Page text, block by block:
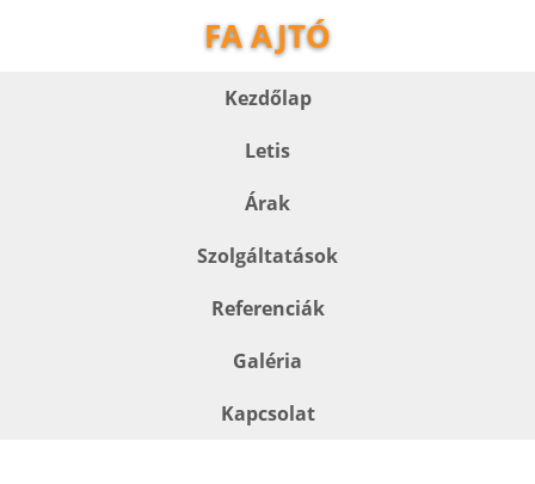
FA AJTÓ
Kezdőlap
Letis
Árak
Szolgáltatások
Referenciák
Galéria
Kapcsolat